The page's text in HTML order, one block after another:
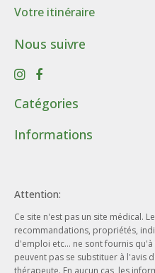
Catégories
Santé
Cadeaux
Phytothérapie
Aromathérapie
Ayurveda
Informations
Données personnelles
Conditions d’utilisation du site
Notre entreprise
Nos engagements
Votre itinéraire
Nous suivre
Attention:
Ce site n'est pas un site médical.
recommandations, propriétés,
d'emploi etc... ne sont fournis
peuvent pas se substituer à l'avis
thérapeute. En aucun cas, les